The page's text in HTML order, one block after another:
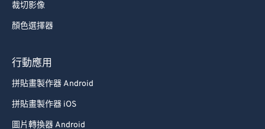
裁切影像
顏色選擇器
行動應用
拼貼畫製作器 Android
拼貼畫製作器 iOS
圖片轉換器 Android